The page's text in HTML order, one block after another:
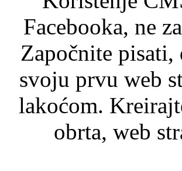
Facebooka, ne
Započnite
svoju prvu web
lakoćom.
obrta, web